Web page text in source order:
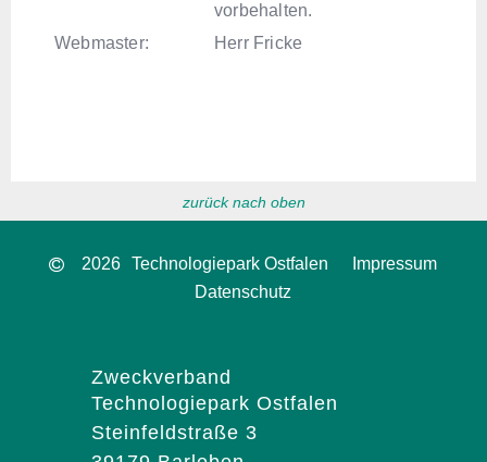
vorbehalten.
Webmaster:
Herr Fricke
zurück nach oben
2026 Technologiepark Ostfalen
Impressum
Datenschutz
Zweckverband
Technologiepark Ostfalen
Steinfeldstraße 3